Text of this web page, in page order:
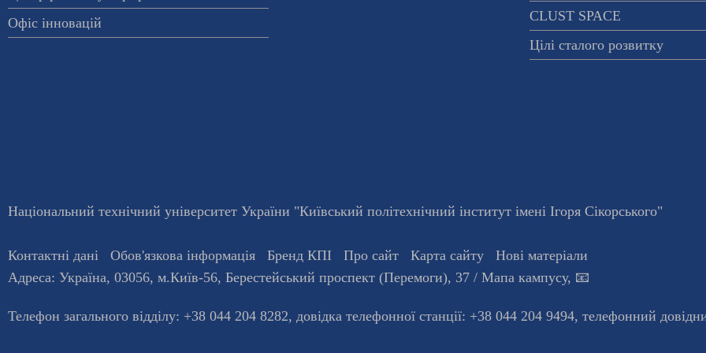
Офіс інновацій
CLUST SPACE
Цілі сталого розвитку
Національний технічний університет України "Київський політехнічний інститут імені Ігоря Сікорського"
Контактні дані Обов'язкова інформація Бренд КПІ Про сайт Карта сайту
Нові матеріали
Адреса: Україна, 03056, м.Київ-56, Берестейський проспект (Перемоги), 37 / Мапа кампусу, 📧
Телефон загального відділу: +38 044 204 8282, довiдка телефонної станцiї: +38 044 204 9494, телефонний